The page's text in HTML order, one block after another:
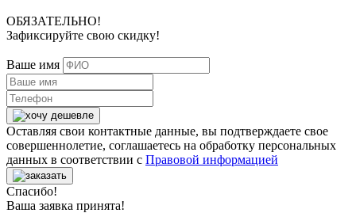
ОБЯЗАТЕЛЬНО!
Зафиксируйте свою скидку!
Ваше имя
Оставляя свои контактные данные, вы подтверждаете свое
совершеннолетие, соглашаетесь на обработку персональных
данных в соответствии с Правовой информацией
Спасибо!
Ваша заявка принята!